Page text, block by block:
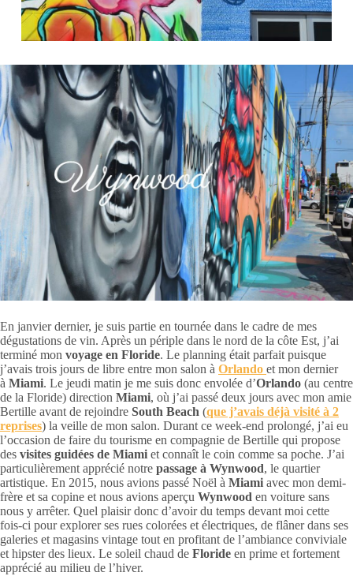
En janvier dernier, je suis partie en tournée dans le cadre de mes
dégustations de vin. Après un périple dans le nord de la côte Est, j’ai
terminé mon voyage en Floride. Le planning était parfait puisque
j’avais trois jours de libre entre mon salon à Orlando et mon dernier
à Miami. Le jeudi matin je me suis donc envolée d’Orlando (au centre
de la Floride) direction Miami, où j’ai passé deux jours avec mon amie
Bertille avant de rejoindre South Beach (que j’avais déjà visité à 2
reprises) la veille de mon salon. Durant ce week-end prolongé, j’ai eu
l’occasion de faire du tourisme en compagnie de Bertille qui propose
des visites guidées de Miami et connaît le coin comme sa poche. J’ai
particulièrement apprécié notre passage à Wynwood, le quartier
artistique. En 2015, nous avions passé Noël à Miami avec mon demi-
frère et sa copine et nous avions aperçu Wynwood en voiture sans
nous y arrêter. Quel plaisir donc d’avoir du temps devant moi cette
fois-ci pour explorer ses rues colorées et électriques, de flâner dans ses
galeries et magasins vintage tout en profitant de l’ambiance conviviale
et hipster des lieux. Le soleil chaud de Floride en prime et fortement
apprécié au milieu de l’hiver.